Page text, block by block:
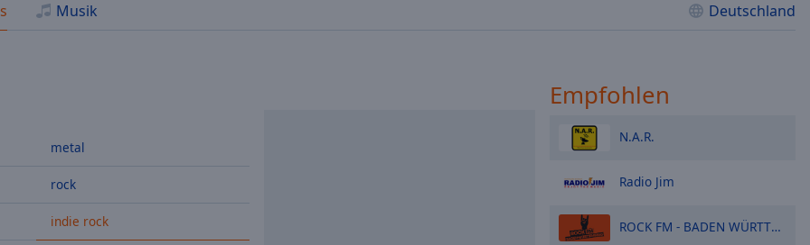
Musik Deutschland
metal
rock
indie rock
Empfohlen
N.A.R.
Radio Jim
ROCK FM - BADEN WÜRTTEMBERG